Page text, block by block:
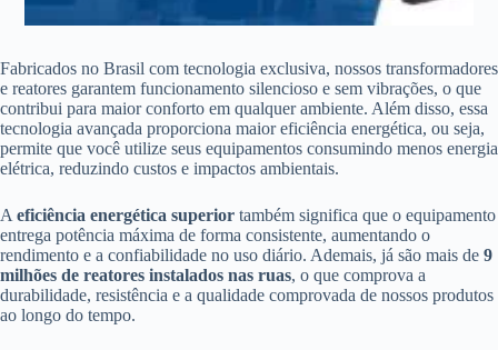
Fabricados no Brasil com tecnologia exclusiva, nossos transformadores
e reatores garantem funcionamento silencioso e sem vibrações, o que
contribui para maior conforto em qualquer ambiente. Além disso, essa
tecnologia avançada proporciona maior eficiência energética, ou seja,
permite que você utilize seus equipamentos consumindo menos energia
elétrica, reduzindo custos e impactos ambientais.
A eficiência energética superior também significa que o equipamento
entrega potência máxima de forma consistente, aumentando o
rendimento e a confiabilidade no uso diário. Ademais, já são mais de 9
milhões de reatores instalados nas ruas, o que comprova a
durabilidade, resistência e a qualidade comprovada de nossos produtos
ao longo do tempo.